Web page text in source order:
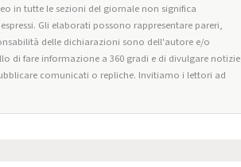
in tutte le sezioni del giornale non significa
Gli elaborati possono rappresentare pareri,
delle dichiarazioni sono dell'autore e/o
di fare informazione a 360 gradi e di divulgare notizie
comunicati o repliche. Invitiamo i lettori ad